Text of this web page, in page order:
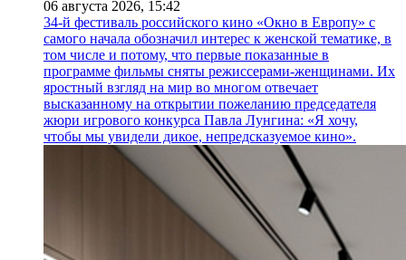
06 августа 2026, 15:42
34-й фестиваль российского кино «Окно в Европу» с
самого начала обозначил интерес к женской тематике, в
том числе и потому, что первые показанные в
программе фильмы сняты режиссерами-женщинами. Их
яростный взгляд на мир во многом отвечает
высказанному на открытии пожеланию председателя
жюри игрового конкурса Павла Лунгина: «Я хочу,
чтобы мы увидели дикое, непредсказуемое кино».